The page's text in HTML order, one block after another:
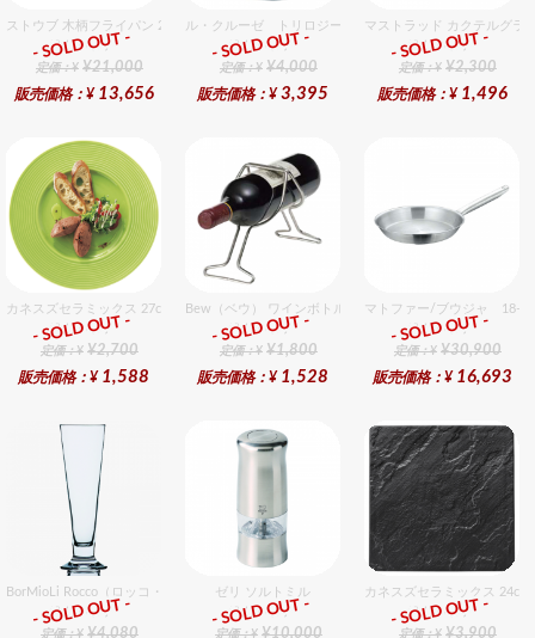
ストウブ 木柄フライパン 28cm
総合ﾗﾝｷﾝｸﾞ
定価：¥ ¥21,000
販売価格：¥ 13,656
- SOLD OUT -
ル・クルーゼ トリロジー テーブルモデルギフトセット
総合ﾗﾝｷﾝｸﾞ
定価：¥ ¥4,000
販売価格：¥ 3,395
- SOLD OUT -
マストラッド カクテルグ
総合ﾗﾝｷﾝｸﾞ
定価：¥ ¥2,300
販売価格：¥ 1,496
- SOLD OUT -
カネスズセラミックス 27cmディナー（Hiwa）
総合ﾗﾝｷﾝｸﾞ
定価：¥ ¥2,700
販売価格：¥ 1,588
- SOLD OUT -
Bew（ベウ） ワインボトルラック L
総合ﾗﾝｷﾝｸﾞ
定価：¥ ¥1,800
販売価格：¥ 1,528
- SOLD OUT -
マトファー/ブウジャ 18-
総合ﾗﾝｷﾝｸﾞ
定価：¥ ¥30,900
販売価格：¥ 16,693
- SOLD OUT -
BorMioLi Rocco（ロッコ・ボリミオり） パラディオ ピルスナー0.25 6個入りセット
総合ﾗﾝｷﾝｸﾞ
定価：¥ ¥4,080
- SOLD OUT -
ゼリ ソルトミル
総合ﾗﾝｷﾝｸﾞ
定価：¥ ¥10,000
- SOLD OUT -
カネスズセラミックス
総合ﾗﾝｷﾝｸﾞ
定価：¥ ¥3,900
- SOLD OUT -